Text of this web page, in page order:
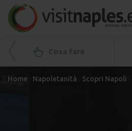
Home Napoletanità Scopri Napoli